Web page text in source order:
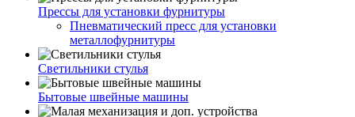
Прессы для установки фурнитуры
Пневматический пресс для установки
металлофурнитуры
Светильники стулья
Бытовые швейные машины